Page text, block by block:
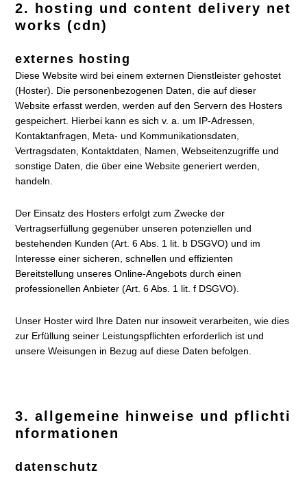
2. hosting und content delivery net
works (cdn)
externes hosting
Diese Website wird bei einem externen Dienstleister gehostet
(Hoster). Die personenbezogenen Daten, die auf dieser
Website erfasst werden, werden auf den Servern des Hosters
gespeichert. Hierbei kann es sich v. a. um IP-Adressen,
Kontaktanfragen, Meta- und Kommunikationsdaten,
Vertragsdaten, Kontaktdaten, Namen, Webseitenzugriffe und
sonstige Daten, die über eine Website generiert werden,
handeln.
Der Einsatz des Hosters erfolgt zum Zwecke der
Vertragserfüllung gegenüber unseren potenziellen und
bestehenden Kunden (Art. 6 Abs. 1 lit. b DSGVO) und im
Interesse einer sicheren, schnellen und effizienten
Bereitstellung unseres Online-Angebots durch einen
professionellen Anbieter (Art. 6 Abs. 1 lit. f DSGVO).
Unser Hoster wird Ihre Daten nur insoweit verarbeiten, wie dies
zur Erfüllung seiner Leistungspflichten erforderlich ist und
unsere Weisungen in Bezug auf diese Daten befolgen.
3. allgemeine hinweise und pflichti
nformationen
datenschutz